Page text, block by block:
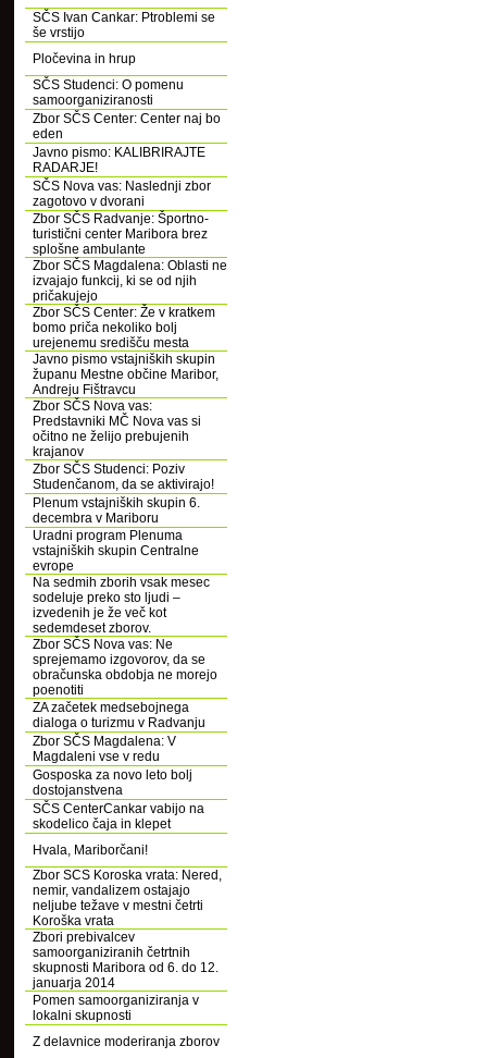
SČS Ivan Cankar: Ptroblemi se
še vrstijo
Pločevina in hrup
SČS Studenci: O pomenu
samoorganiziranosti
Zbor SČS Center: Center naj bo
eden
Javno pismo: KALIBRIRAJTE
RADARJE!
SČS Nova vas: Naslednji zbor
zagotovo v dvorani
Zbor SČS Radvanje: Športno-
turistični center Maribora brez
splošne ambulante
Zbor SČS Magdalena: Oblasti ne
izvajajo funkcij, ki se od njih
pričakujejo
Zbor SČS Center: Že v kratkem
bomo priča nekoliko bolj
urejenemu središču mesta
Javno pismo vstajniških skupin
županu Mestne občine Maribor,
Andreju Fištravcu
Zbor SČS Nova vas:
Predstavniki MČ Nova vas si
očitno ne želijo prebujenih
krajanov
Zbor SČS Studenci: Poziv
Studenčanom, da se aktivirajo!
Plenum vstajniških skupin 6.
decembra v Mariboru
Uradni program Plenuma
vstajniških skupin Centralne
evrope
Na sedmih zborih vsak mesec
sodeluje preko sto ljudi –
izvedenih je že več kot
sedemdeset zborov.
Zbor SČS Nova vas: Ne
sprejemamo izgovorov, da se
obračunska obdobja ne morejo
poenotiti
ZA začetek medsebojnega
dialoga o turizmu v Radvanju
Zbor SČS Magdalena: V
Magdaleni vse v redu
Gosposka za novo leto bolj
dostojanstvena
SČS CenterCankar vabijo na
skodelico čaja in klepet
Hvala, Mariborčani!
Zbor SCS Koroska vrata: Nered,
nemir, vandalizem ostajajo
neljube težave v mestni četrti
Koroška vrata
Zbori prebivalcev
samoorganiziranih četrtnih
skupnosti Maribora od 6. do 12.
januarja 2014
Pomen samoorganiziranja v
lokalni skupnosti
Z delavnice moderiranja zborov